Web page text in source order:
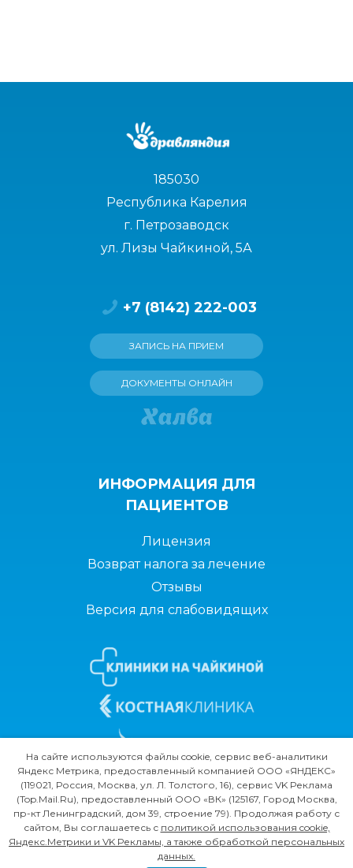
ИНФОРМАЦИЯ ДЛЯ
ПАЦИЕНТОВ
Лицензия
Возврат налога за лечение
Отзывы
Версия для слабовидящих
+7 (8142) 222-003
ЗАПИСЬ НА ПРИЕМ
ДОКУМЕНТЫ ОНЛАЙН
185030
Республика Карелия
г. Петрозаводск
ул. Лизы Чайкиной, 5А
На сайте используются файлы cookie, сервис веб-аналитики
Яндекс Метрика, предоставленный компанией ООО «ЯНДЕКС»
(119021, Россия, Москва, ул. Л. Толстого, 16), сервис VK Реклама
(Top.Mail.Ru), предоставленный ООО «ВК» (125167, Город Москва,
пр-кт Ленинградский, дом 39, строение 79). Продолжая работу с
сайтом, Вы соглашаетесь с политикой использования cookie,
Яндекс.Метрики и VK Рекламы, а также обработкой персональных
данных.